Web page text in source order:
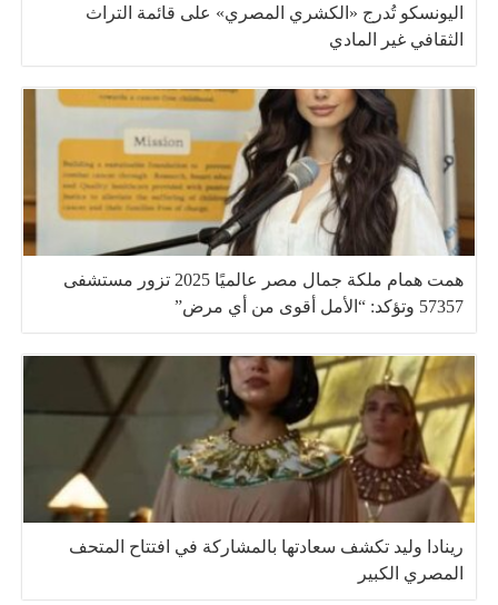
اليونسكو تُدرج «الكشري المصري» على قائمة التراث
الثقافي غير المادي
همت همام ملكة جمال مصر عالميًا 2025 تزور مستشفى
57357 وتؤكد: “الأمل أقوى من أي مرض”
رينادا وليد تكشف سعادتها بالمشاركة في افتتاح المتحف
المصري الكبير